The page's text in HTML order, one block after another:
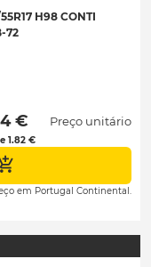
H98 CONTI
72
€
1.82 €
Preço unitário
em Portugal Continental.